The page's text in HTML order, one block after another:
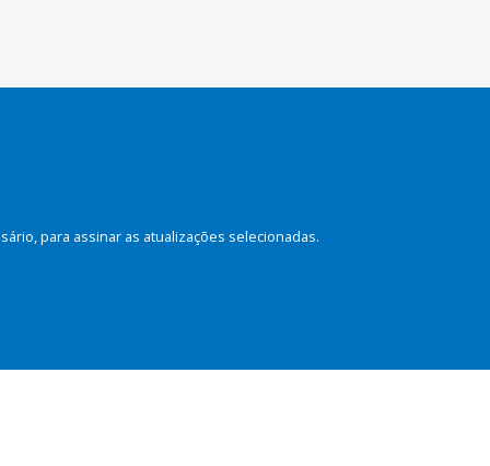
para assinar as atualizações selecionadas.